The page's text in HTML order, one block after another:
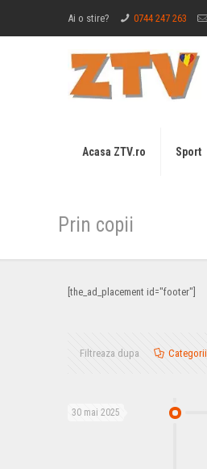
Ai o stire? 0744 247 263
Acasa ZTV.ro Sport
Prin copii
[the_ad_placement id="footer"]
Filtreaza dupa Categorii
30 mai 2025